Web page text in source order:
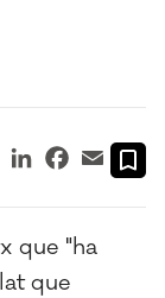
TelegramLinkedInFacebook
Email
que "ha
que